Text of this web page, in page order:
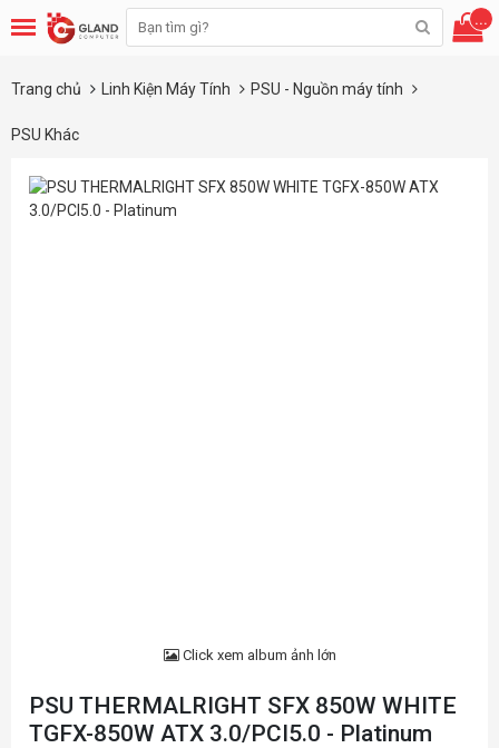
...
Trang chủ Linh Kiện Máy Tính PSU - Nguồn máy tính
PSU Khác
Click xem album ảnh lớn
PSU THERMALRIGHT SFX 850W WHITE
TGFX-850W ATX 3.0/PCI5.0 - Platinum